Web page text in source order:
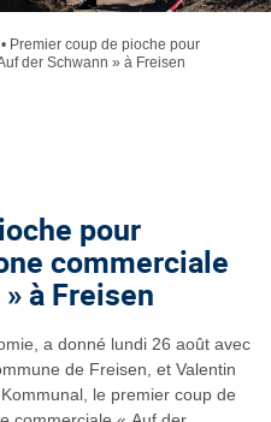
• Premier coup de pioche pour
der Schwann » à Freisen
pour
commerciale
à Freisen
a donné lundi 26 août avec
de Freisen, et Valentin
le premier coup de